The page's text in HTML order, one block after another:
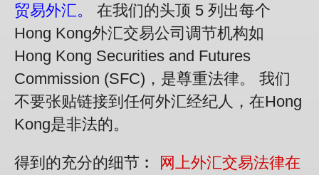
贸易外汇。
在我们的头顶 5 列出每个
Hong Kong外汇交易公司调节机构如
Hong Kong Securities and Futures
Commission (SFC)，是尊重法律。 我们
不要张贴链接到任何外汇经纪人，在Hong
Kong是非法的。
得到的充分的细节︰
网上外汇交易法律在